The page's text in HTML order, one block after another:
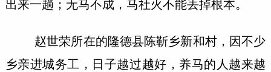
出来一趟；无马不成，马社火不能丢掉根本。
赵世荣所在的隆德县陈靳乡新和村，因不少
乡亲进城务工，日子越过越好，养马的人越来越